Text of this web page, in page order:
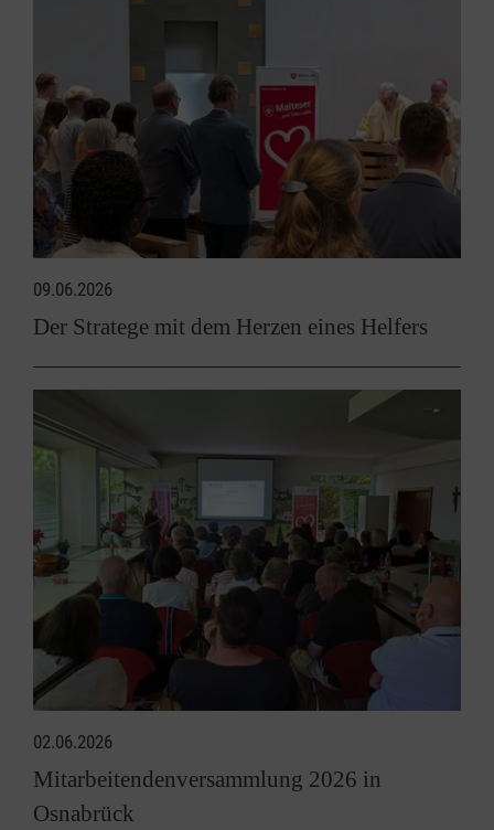
09.06.2026
Der Stratege mit dem Herzen eines Helfers
02.06.2026
Mitarbeitendenversammlung 2026 in
Osnabrück